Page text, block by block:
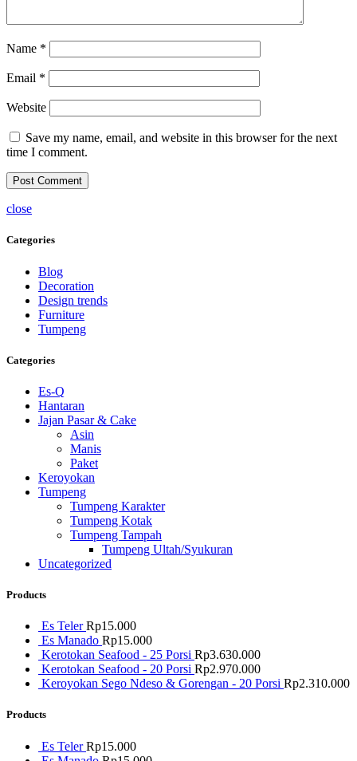
Name *
Email *
Website
Save my name, email, and website in this browser for the next
time I comment.
close
Categories
Blog
Decoration
Design trends
Furniture
Tumpeng
Categories
Es-Q
Hantaran
Jajan Pasar & Cake
Asin
Manis
Paket
Keroyokan
Tumpeng
Tumpeng Karakter
Tumpeng Kotak
Tumpeng Tampah
Tumpeng Ultah/Syukuran
Uncategorized
Products
Es TelerRp15.000
Es Manado Rp15.000
Kerotokan Seafood - 25 Porsi Rp3.630.000
Kerotokan Seafood - 20 Porsi Rp2.970.000
Keroyokan Sego Ndeso & Gorengan - 20 Porsi Rp2.310.000
Products
Es TelerRp15.000